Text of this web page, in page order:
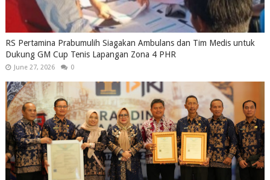
RS Pertamina Prabumulih Siagakan Ambulans dan Tim Medis untuk
Dukung GM Cup Tenis Lapangan Zona 4 PHR
June 27, 2026 0